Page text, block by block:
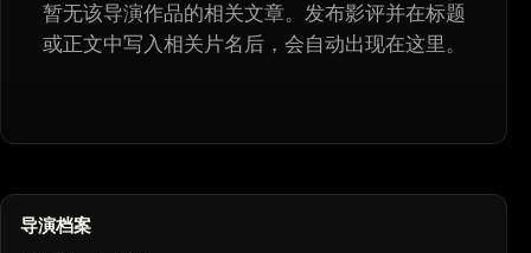
暂无该导演作品的相关文章。发布影评并在标题
或正文中写入相关片名后，会自动出现在这里。
导演档案